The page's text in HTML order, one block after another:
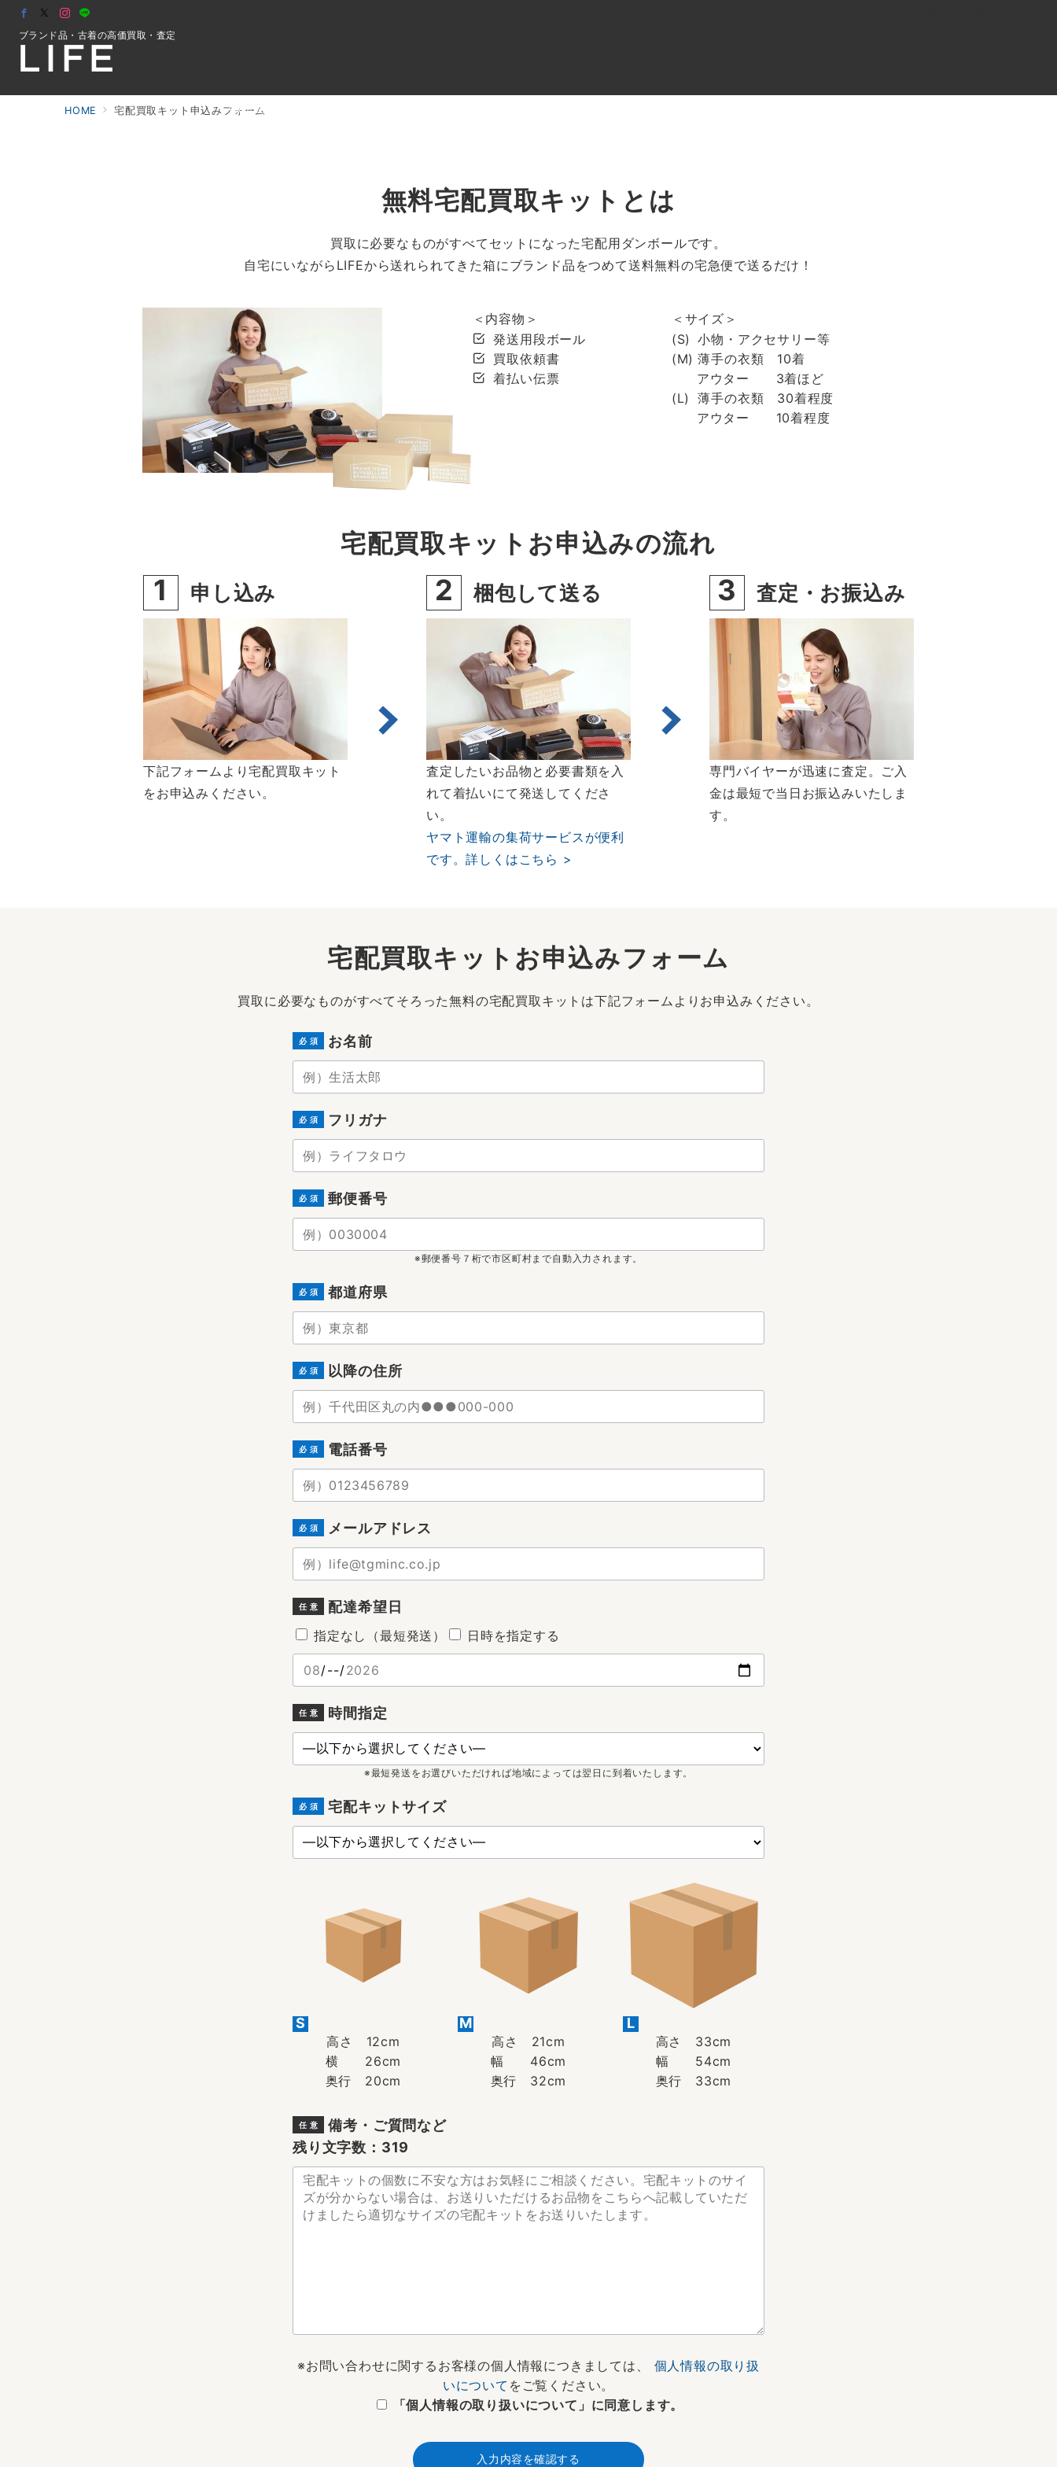
ブランド品・古着の高価買取・査定
初めての方へ
HOME 宅配買取キット申込みフォーム
無料宅配買取キットとは
買取に必要なものがすべてセットになった宅配用ダンボールです。
自宅にいながらLIFEから送れられてきた箱にブランド品をつめて送料無料の宅急便で送るだけ！
＜内容物＞
発送用段ボール
買取依頼書
着払い伝票
＜サイズ＞
(S)
小物・アクセサリー等
(M) 薄手の衣類 10着
アウター 3着ほど
(L)
薄手の衣類 30着程度
アウター 10着程度
宅配買取キットお申込みの流れ
1 申し込み
下記フォームより宅配買取キット
をお申込みください。
2 梱包して送る
査定したいお品物と必要書類を入
れて着払いにて発送してくださ
い。
ヤマト運輸の集荷サービスが便利
です。詳しくはこちら >
3 査定・お振込み
専門バイヤーが迅速に査定。ご入
金は最短で当日お振込みいたしま
す。
宅配買取キットお申込みフォーム
買取に必要なものがすべてそろった無料の宅配買取キットは下記フォームよりお申込みください。
必 須 お名前
必 須 フリガナ
必 須 郵便番号
※郵便番号７桁で市区町村まで自動入力されます。
必 須 都道府県
必 須 以降の住所
必 須 電話番号
必 須 メールアドレス
任 意 配達希望日
指定なし（最短発送） 日時を指定する
任 意 時間指定
※最短発送をお選びいただければ地域によっては翌日に到着いたします。
必 須 宅配キットサイズ
S
高さ 12cm
横 26cm
奥行 20cm
M
高さ 21cm
幅 46cm
奥行 32cm
L
高さ 33cm
幅 54cm
奥行 33cm
任 意
備考・ご質問など
残り文字数： 319
※お問い合わせに関するお客様の個人情報につきましては、 個人情報の取り扱
いについて をご覧ください。
「個人情報の取り扱いについて」に同意します。
入力内容を確認する